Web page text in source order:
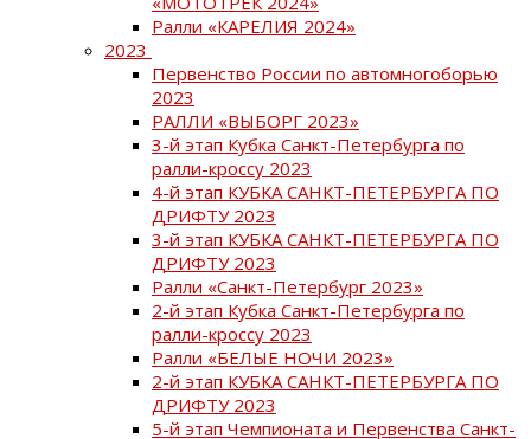
Ралли «КАРЕЛИЯ 2024»
2023
Первенство России по автомногоборью
2023
РАЛЛИ «ВЫБОРГ 2023»
3-й этап Кубка Санкт-Петербурга по
ралли-кроссу 2023
4-й этап КУБКА САНКТ-ПЕТЕРБУРГА ПО
ДРИФТУ 2023
3-й этап КУБКА САНКТ-ПЕТЕРБУРГА ПО
ДРИФТУ 2023
Ралли «Санкт-Петербург 2023»
2-й этап Кубка Санкт-Петербурга по
ралли-кроссу 2023
Ралли «БЕЛЫЕ НОЧИ 2023»
2-й этап КУБКА САНКТ-ПЕТЕРБУРГА ПО
ДРИФТУ 2023
5-й этап Чемпионата и Первенства Санкт-